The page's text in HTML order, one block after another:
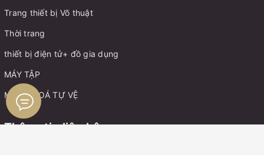
Trang thiết bị Võ thuật
Thời trang
thiết bị điện tử+ đồ gia dụng
MÁY TẬP
MÓC KHOÁ TỰ VỆ
Thông tin liên hệ